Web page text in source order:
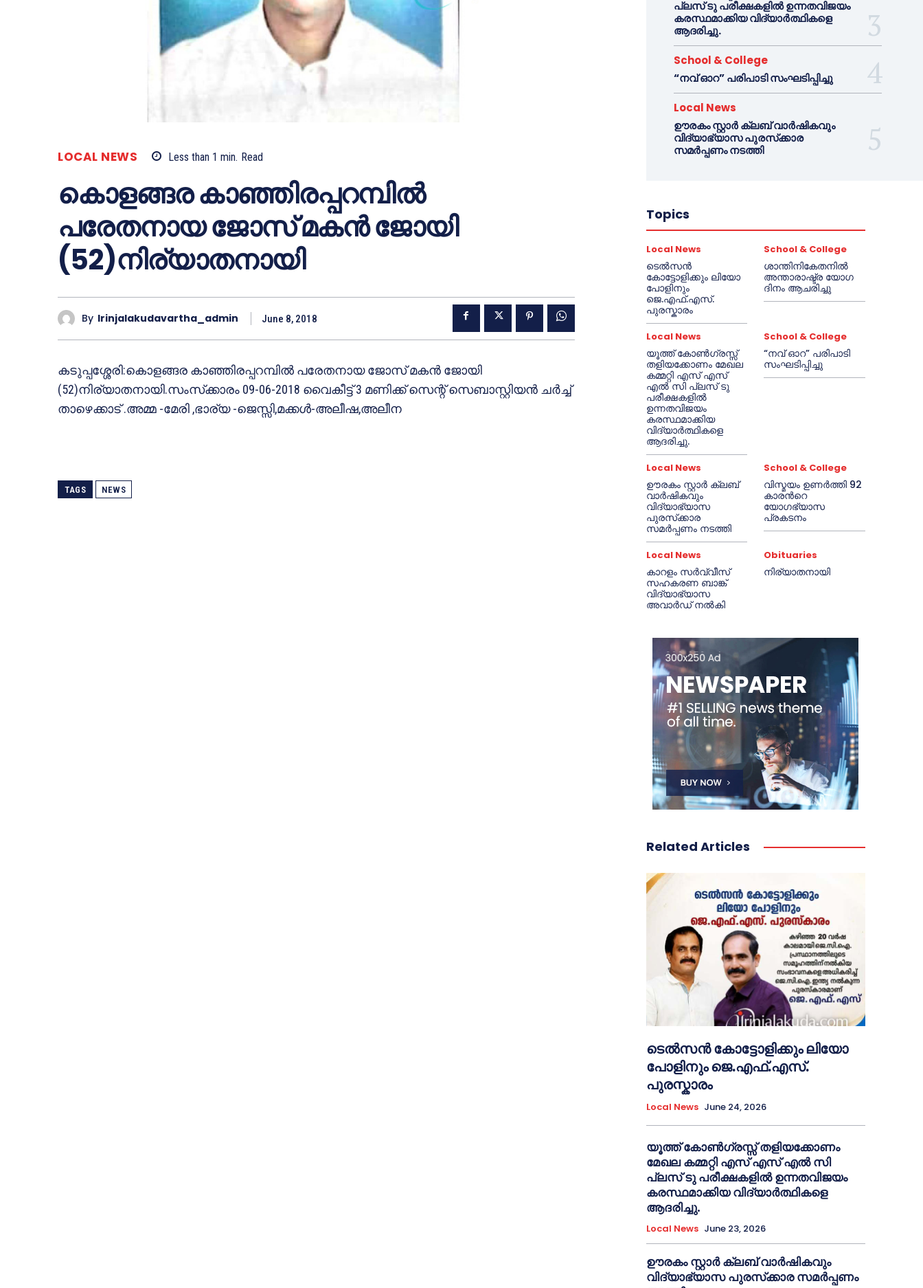
LOCAL NEWS Less than 1 min. Read
കൊളങ്ങര കാഞ്ഞിരപ്പറമ്പില്‍
പരേതനായ ജോസ് മകന്‍ ജോയി
(52)നിര്യാതനായി
By Irinjalakudavartha_admin June 8, 2018
കടുപ്പശ്ശേരി:കൊളങ്ങര കാഞ്ഞിരപ്പറമ്പില്‍ പരേതനായ ജോസ് മകന്‍ ജോയി
(52)നിര്യാതനായി.സംസ്‌ക്കാരം 09-06-2018 വൈകീട്ട് 3 മണിക്ക് സെന്റ് സെബാസ്റ്റിയന്‍ ചര്‍ച്ച്
താഴെക്കാട് .അമ്മ -മേരി ,ഭാര്യ -ജെസ്സി,മക്കള്‍-അലീഷ,അലീന
TAGS NEWS
പ്ലസ് ടു പരീക്ഷകളിൽ ഉന്നതവിജയം
കരസ്ഥമാക്കിയ വിദ്യാർത്ഥികളെ
ആദരിച്ചു.
School & College
“നവ് ഓറ” പരിപാടി സംഘടിപ്പിച്ചു
Local News
ഊരകം സ്റ്റാർ ക്ലബ് വാർഷികവും
വിദ്യാഭ്യാസ പുരസ്‌ക്കാര
സമർപ്പണം നടത്തി
Topics
Local News
ടെൽസൻ
കോട്ടോളിക്കും ലിയോ
പോളിനും
ജെ.എഫ്.എസ്.
പുരസ്കാരം
School & College
ശാന്തിനികേതനിൽ
അന്താരാഷ്ട്ര യോഗ
ദിനം ആചരിച്ചു
Local News
യൂത്ത് കോൺഗ്രസ്സ്
തളിയക്കോണം മേഖല
കമ്മറ്റി എസ് എസ്
എൽ സി പ്ലസ് ടു
പരീക്ഷകളിൽ
ഉന്നതവിജയം
കരസ്ഥമാക്കിയ
വിദ്യാർത്ഥികളെ
ആദരിച്ചു.
School & College
“നവ് ഓറ” പരിപാടി
സംഘടിപ്പിച്ചു
Local News
ഊരകം സ്റ്റാർ ക്ലബ്
വാർഷികവും
വിദ്യാഭ്യാസ
പുരസ്‌ക്കാര
സമർപ്പണം നടത്തി
School & College
വിസ്മയം ഉണർത്തി 92
കാരൻറെ
യോഗഭ്യാസ
പ്രകടനം
Local News
കാറളം സർവ്വീസ്
സഹകരണ ബാങ്ക്
വിദ്യാഭ്യാസ
അവാർഡ് നൽകി
Obituaries
നിര്യാതനായി
Related Articles
ടെൽസൻ കോട്ടോളിക്കും ലിയോ
പോളിനും ജെ.എഫ്.എസ്.
പുരസ്കാരം
Local News June 24, 2026
യൂത്ത് കോൺഗ്രസ്സ് തളിയക്കോണം
മേഖല കമ്മറ്റി എസ് എസ് എൽ സി
പ്ലസ് ടു പരീക്ഷകളിൽ ഉന്നതവിജയം
കരസ്ഥമാക്കിയ വിദ്യാർത്ഥികളെ
ആദരിച്ചു.
Local News June 23, 2026
ഊരകം സ്റ്റാർ ക്ലബ് വാർഷികവും
വിദ്യാഭ്യാസ പുരസ്‌ക്കാര സമർപ്പണം